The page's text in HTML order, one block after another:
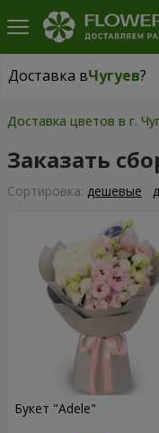
Доставка вЧугуев?
Доставка вЧугуев|
Доставка цветов в г.
Заказать
Cортировка: дешевые
Букет "Adele"